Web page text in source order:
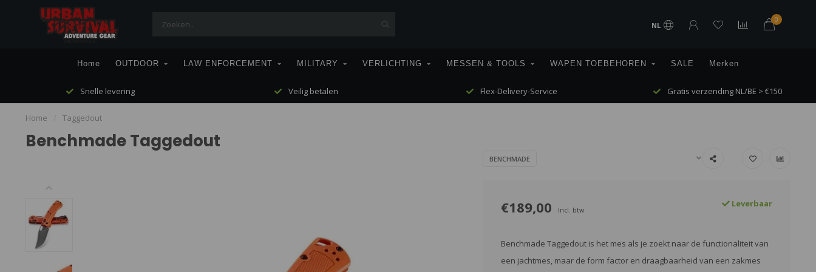
NL
0
Home OUTDOOR LAW ENFORCEMENT MILITARY VERLICHTING MESSEN & TOOLS WAPEN TOEBEHOREN SALE Merken
Snelle levering Veilig betalen Flex-Delivery-Service Gratis verzending NL/BE > €150
Home Taggedout
Benchmade Taggedout
BENCHMADE
€189,00 Incl. btw
Leverbaar
Benchmade Taggedout is het mes als je zoekt naar de functionaliteit van
een jachtmes, maar de form factor en draagbaarheid van een zakmes